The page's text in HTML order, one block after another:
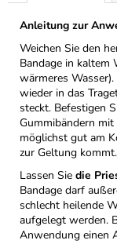
Anleitung zur
Weichen Sie den
Bandage in kaltem
wärmeres
wieder in das
steckt. Befestigen
Gummibändern
möglichst gut am
zur Geltung kommt.
Lassen Sie die
Bandage darf
schlecht heilende
aufgelegt werden.
Anwendung einen